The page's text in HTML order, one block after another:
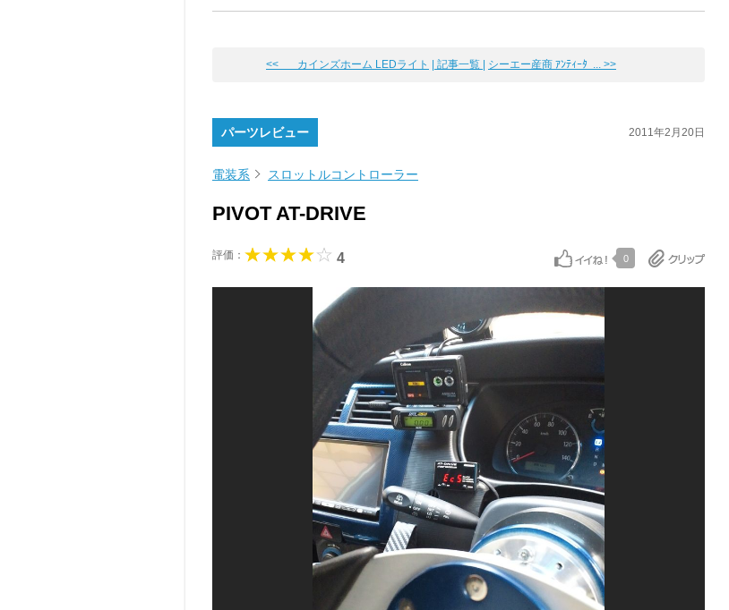
<< カインズホーム LEDライト | 記事一覧 | シーエー産商 ｱﾝﾃｨｰﾀ ... >>
パーツレビュー 2011年2月20日
電装系 スロットルコントローラー
PIVOT AT-DRIVE
評価： 4 0